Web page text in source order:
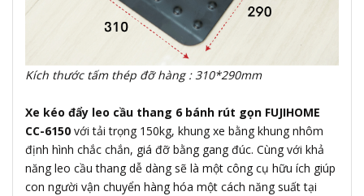
Kích thước tấm thép đỡ hàng : 310*290mm
Xe kéo đẩy leo cầu thang 6 bánh rút gọn FUJIHOME
CC-6150 với tải trọng 150kg, khung xe bằng khung nhôm
định hình chắc chắn, giá đỡ bằng gang đúc. Cùng với khả
năng leo cầu thang dễ dàng sẽ là một công cụ hữu ích giúp
con người vận chuyển hàng hóa một cách năng suất tại